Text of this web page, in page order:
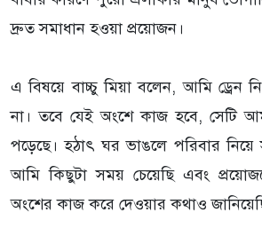
দ্রুত সমাধান হওয়া প্রয়োজন।
এ বিষয়ে বাচ্চু মিয়া বলেন, আমি ড্রেন
না। তবে যেই অংশে কাজ হবে, সেটি
পড়েছে। হঠাৎ ঘর ভাঙলে পরিবার
আমি কিছুটা সময় চেয়েছি এবং
অংশের কাজ করে দেওয়ার কথাও